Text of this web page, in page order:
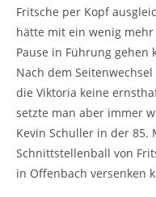
Fritsche per Kopf
hätte mit ein wenig
Pause in Führung gehen
Nach dem
die Viktoria keine
setzte man aber immer
Kevin Schuller in der 85.
Schnittstellenball von
in Offenbach versenken